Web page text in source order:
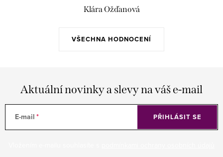
VŠECHNA HODNOCENÍ
Klára Ožďanová
Aktuální novinky a slevy na váš e-mail
E-mail PŘIHLÁSIT SE